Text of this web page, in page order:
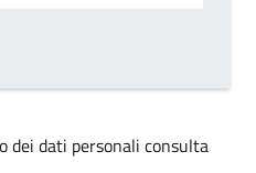
dati personali consulta